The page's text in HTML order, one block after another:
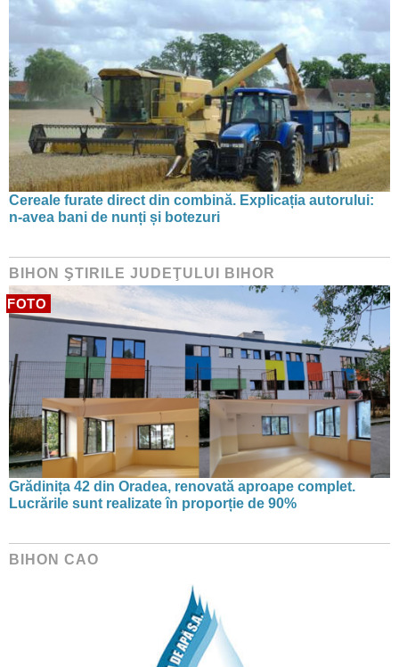
Cereale furate direct din combină. Explicația autorului:
n-avea bani de nunți și botezuri
BIHON ŞTIRILE JUDEŢULUI BIHOR
FOTO
Grădinița 42 din Oradea, renovată aproape complet.
Lucrările sunt realizate în proporție de 90%
BIHON CAO